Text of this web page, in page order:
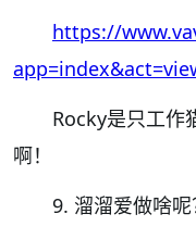
https://
Rocky是只工作
啊！
9. 溜溜爱做啥